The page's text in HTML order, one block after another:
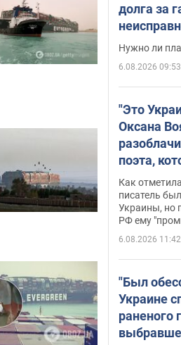
долга за
вынес
Нужно ли
6.08.2026 09:53
"Это
Оксана
поэта,
даже
а теперь
геноцида
Как
писатель
Украины, но
РФ ему
6.08.2026 11:42
"Был
Украине
раненого